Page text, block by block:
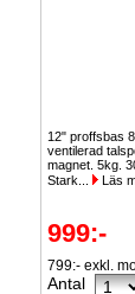
12" proffsbas
ventilerad
magnet. 5kg.
Stark...
Läs
999:-
799:- exkl.
Antal